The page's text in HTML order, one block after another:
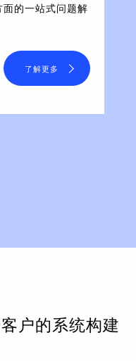
的一站式问题解
了解更多
户的系统构建